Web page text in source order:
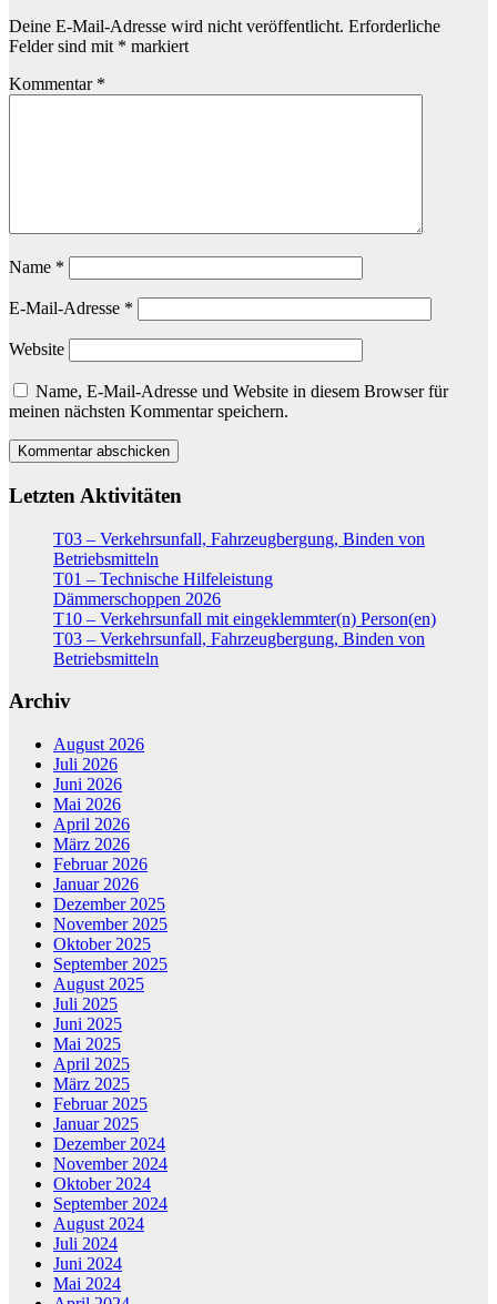
Deine E-Mail-Adresse wird nicht veröffentlicht. Erforderliche
Felder sind mit * markiert
Kommentar *
Name *
E-Mail-Adresse *
Website
Name, E-Mail-Adresse und Website in diesem Browser für
meinen nächsten Kommentar speichern.
Letzten Aktivitäten
T03 – Verkehrsunfall, Fahrzeugbergung, Binden von
Betriebsmitteln
T01 – Technische Hilfeleistung
Dämmerschoppen 2026
T10 – Verkehrsunfall mit eingeklemmter(n) Person(en)
T03 – Verkehrsunfall, Fahrzeugbergung, Binden von
Betriebsmitteln
Archiv
August 2026
Juli 2026
Juni 2026
Mai 2026
April 2026
März 2026
Februar 2026
Januar 2026
Dezember 2025
November 2025
Oktober 2025
September 2025
August 2025
Juli 2025
Juni 2025
Mai 2025
April 2025
März 2025
Februar 2025
Januar 2025
Dezember 2024
November 2024
Oktober 2024
September 2024
August 2024
Juli 2024
Juni 2024
Mai 2024